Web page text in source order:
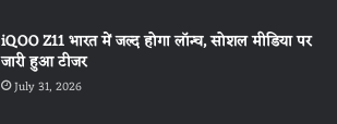
iQOO Z11 भारत में जल्द होगा लॉन्च, सोशल मीडिया पर
जारी हुआ टीजर
July 31, 2026